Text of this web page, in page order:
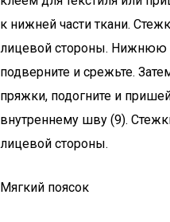
к нижней части ткани.
лицевой стороны. Нижнюю
подверните и срежьте.
пряжки, подогните и
внутреннему шву (9).
лицевой стороны.
Мягкий поясок